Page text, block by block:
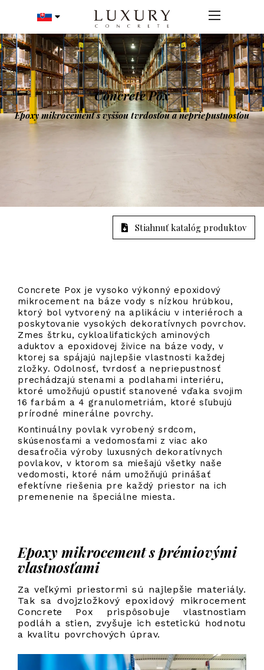
Concrete Pox
Epoxy mikrocement s vyššou tvrdosťou a nepriepustnosťou
Stiahnuť katalóg produktov
Concrete Pox je vysoko výkonný epoxidový
mikrocement na báze vody s nízkou hrúbkou,
ktorý bol vytvorený na aplikáciu v interiéroch a
poskytovanie vysokých dekoratívnych povrchov.
Zmes štrku, cykloalifatických aminových
aduktov a epoxidovej živice na báze vody, v
ktorej sa spájajú najlepšie vlastnosti každej
zložky. Odolnosť, tvrdosť a nepriepustnosť
prechádzajú stenami a podlahami interiéru,
ktoré umožňujú opustiť stanovené vďaka svojim
16 farbám a 4 granulometriám, ktoré sľubujú
prírodné minerálne povrchy.
Kontinuálny povlak vyrobený srdcom,
skúsenosťami a vedomosťami z viac ako
desaťročia výroby luxusných dekoratívnych
povlakov, v ktorom sa miešajú všetky naše
vedomosti, ktoré nám umožňujú prinášať
efektívne riešenia pre každý priestor na ich
premenenie na špeciálne miesta.
Epoxy mikrocement s prémiovými
vlastnosťami
Za veľkými priestormi sú najlepšie materiály.
Tak sa dvojzložkový epoxidový mikrocement
Concrete Pox prispôsobuje vlastnostiam
podláh a stien, zvyšuje ich estetickú hodnotu
a kvalitu povrchových úprav.